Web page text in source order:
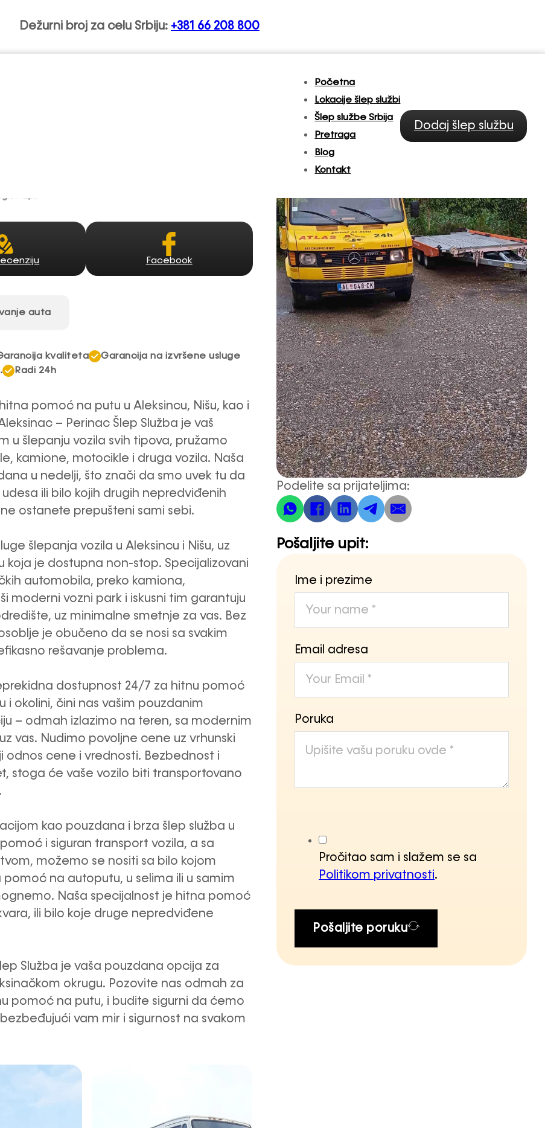
Dežurni broj za celu Srbiju: +381 66 208 800
Početna
Lokacije šlep službi
Šlep službe Srbija
Pretraga
Blog
Kontakt
Dodaj šlep službu
Facebook
auta
kvaliteta
Garancija na izvršene usluge
Radi 24h
pomoć na putu u Aleksincu, Nišu, kao i
– Perinac Šlep Služba je vaš
u šlepanju vozila svih tipova, pružamo
kamione, motocikle i druga vozila. Naša
u nedelji, što znači da smo uvek tu da
ili bilo kojih drugih nepredviđenih
ostanete prepušteni sami sebi.
šlepanja vozila u Aleksincu i Nišu, uz
je dostupna non-stop. Specijalizovani
automobila, preko kamiona,
moderni vozni park i iskusni tim garantuju
uz minimalne smetnje za vas. Bez
je obučeno da se nosi sa svakim
rešavanje problema.
dostupnost 24/7 za hitnu pomoć
i okolini, čini nas vašim pouzdanim
– odmah izlazimo na teren, sa modernim
vas. Nudimo povoljne cene uz vrhunski
odnos cene i vrednosti. Bezbednost i
stoga će vaše vozilo biti transportovano
kao pouzdana i brza šlep služba u
i siguran transport vozila, a sa
možemo se nositi sa bilo kojom
na autoputu, u selima ili u samim
Naša specijalnost je hitna pomoć
ili bilo koje druge nepredviđene
Služba je vaša pouzdana opcija za
okrugu. Pozovite nas odmah za
pomoć na putu, i budite sigurni da ćemo
vam mir i sigurnost na svakom
Podelite sa prijateljima:
Pošaljite upit:
Ime i prezime
Email adresa
Poruka
Pročitao sam i slažem se sa
Politikom privatnosti.
Pošaljite poruku